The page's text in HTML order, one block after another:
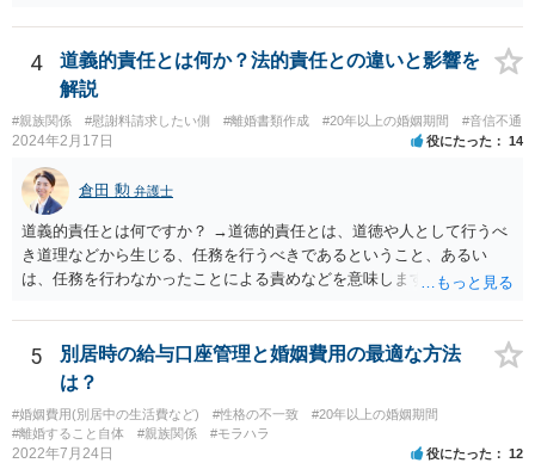
のであれば、 面談相談に行って詳しく話を聞いてみましょう。
4
道義的責任とは何か？法的責任との違いと影響を
解説
#親族関係 #慰謝料請求したい側 #離婚書類作成 #20年以上の婚姻期間 #音信不通
2024年2月17日 役にたった 14
倉田 勲 弁護士
道義的責任とは何ですか？ →道徳的責任とは、道徳や人として行うべ
き道理などから生じる、任務を行うべきであるということ、あるい
は、任務を行わなかったことによる責めなどを意味します。 道義的責
則はありませんが、道義的責任を果たさないことで、他人からの信用
を無くす、不遇を受けるなどの一般的にはそのような事実上の不利益
が生じます。
5
別居時の給与口座管理と婚姻費用の最適な方法
は？
#婚姻費用(別居中の生活費など) #性格の不一致
#20年以上の婚姻期間
#離婚すること自体
#親族関係 #モラハラ
2022年7月24日 役にたった 12